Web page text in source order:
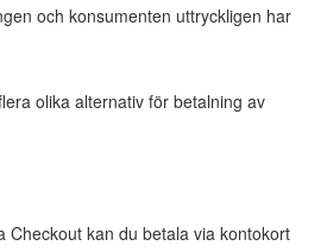
och konsumenten uttryckligen har
olika alternativ för betalning av
Checkout kan du betala via kontokort